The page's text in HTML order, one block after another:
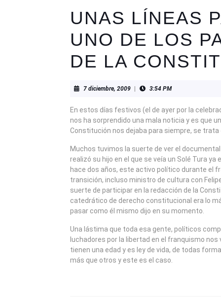
UNAS LÍNEAS
UNO DE LOS
DE LA
7 diciembre, 20097
2009
3:54 PM
En estos días festivos (el de ayer por la
nos ha sorprendido una mala noticia y es que
Constitución nos dejaba para siempre, se trata
Muchos tuvimos la suerte de ver el
realizó su hijo en el que se veía un Solé Tura ya
hace dos años, este activo político durante el
transición, incluso ministro de cultura con
suerte de participar en la redacción de la
catedrático de derecho constitucional era lo
pasar como él mismo dijo en su momento.
Una lástima que toda esa gente, políticos
luchadores por la libertad en el franquismo nos
tienen una edad y es ley de vida, de todas
más que otros y este es el caso.